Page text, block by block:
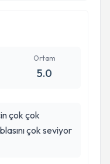
Ortam
5.0
çok çok
çok seviyor